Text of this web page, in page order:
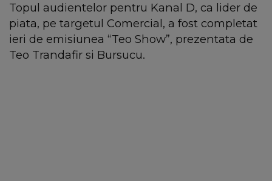
Topul audientelor pentru Kanal D, ca lider de
piata, pe targetul Comercial, a fost completat
ieri de emisiunea “Teo Show”, prezentata de
Teo Trandafir si Bursucu.